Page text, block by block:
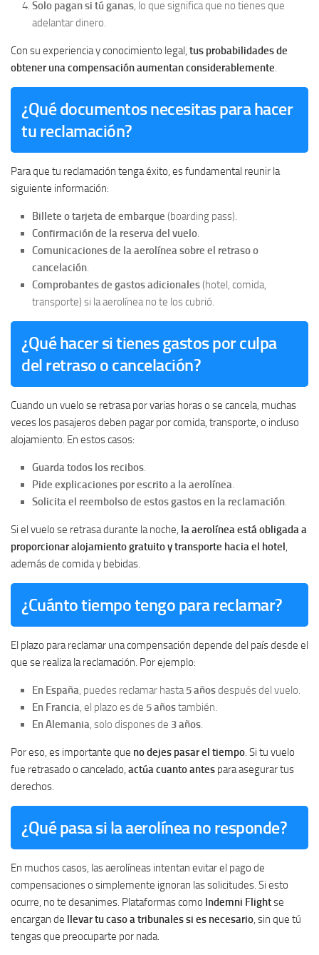
Solo pagan si tú ganas , lo que significa que no tienes que
adelantar dinero.
Con su experiencia y conocimiento legal, tus probabilidades de
obtener una compensación aumentan considerablemente
¿Qué documentos necesitas para hacer
tu reclamación?
Para que tu reclamación tenga éxito, es fundamental reunir la
siguiente información:
Billete o tarjeta de embarque (boarding pass).
Confirmación de la reserva del vuelo
Comunicaciones de la aerolínea sobre el retraso o
cancelación
Comprobantes de gastos adicionales(hotel, comida,
transporte) si la aerolínea no te los cubrió.
¿Qué hacer si tienes gastos por culpa
del retraso o cancelación?
Cuando un vuelo se retrasa por varias horas o se cancela, muchas
veces los pasajeros deben pagar por comida, transporte, o incluso
alojamiento. En estos casos:
Guarda todos los recibos
Pide explicaciones por escrito a la aerolínea
Solicita el reembolso de estos gastos en la reclamación
Si el vuelo se retrasa durante la noche, la aerolínea está obligada a
proporcionar alojamiento gratuito y transporte hacia el hotel
además de comida y bebidas.
¿Cuánto tiempo tengo para reclamar?
El plazo para reclamar una compensación depende del país desde el
que se realiza la reclamación. Por ejemplo:
En España , puedes reclamar hasta 5 añosdespués del vuelo.
En Francia , el plazo es de 5 añostambién.
En Alemania , solo dispones de 3 años
Por eso, es importante que no dejes pasar el tiempo . Si tu vuelo
fue retrasado o cancelado, actúa cuanto antes para asegurar tus
derechos.
¿Qué pasa si la aerolínea no responde?
En muchos casos, las aerolíneas intentan evitar el pago de
compensaciones o simplemente ignoran las solicitudes. Si esto
ocurre, no te desanimes. Plataformas como Indemni Flightse
encargan de llevar tu caso a tribunales si es necesario , sin que tú
tengas que preocuparte por nada.